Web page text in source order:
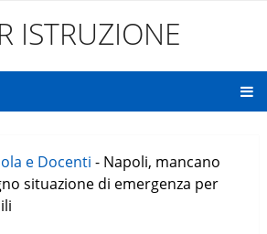
ISTRUZIONE
e Docenti - Napoli, mancano
situazione di emergenza per